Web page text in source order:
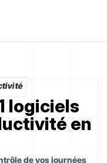
logiciels
en
de vos journées